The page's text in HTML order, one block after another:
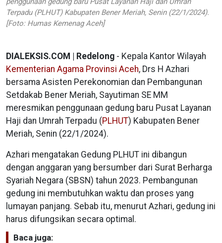
Terpadu (PLHUT) Kabupaten Bener Meriah, Senin (22/1/2024).
[Foto: Humas Kemenag Aceh]
DIALEKSIS.COM | Redelong - Kepala Kantor Wilayah
Kementerian Agama Provinsi Aceh, Drs H Azhari
bersama Asisten Perekonomian dan Pembangunan
Setdakab Bener Meriah, Sayutiman SE MM
meresmikan penggunaan gedung baru Pusat Layanan
Haji dan Umrah Terpadu (PLHUT) Kabupaten Bener
Meriah, Senin (22/1/2024).
Azhari mengatakan Gedung PLHUT ini dibangun
dengan anggaran yang bersumber dari Surat Berharga
Syariah Negara (SBSN) tahun 2023. Pembangunan
gedung ini membutuhkan waktu dan proses yang
lumayan panjang. Sebab itu, menurut Azhari, gedung ini
harus difungsikan secara optimal.
Baca juga: